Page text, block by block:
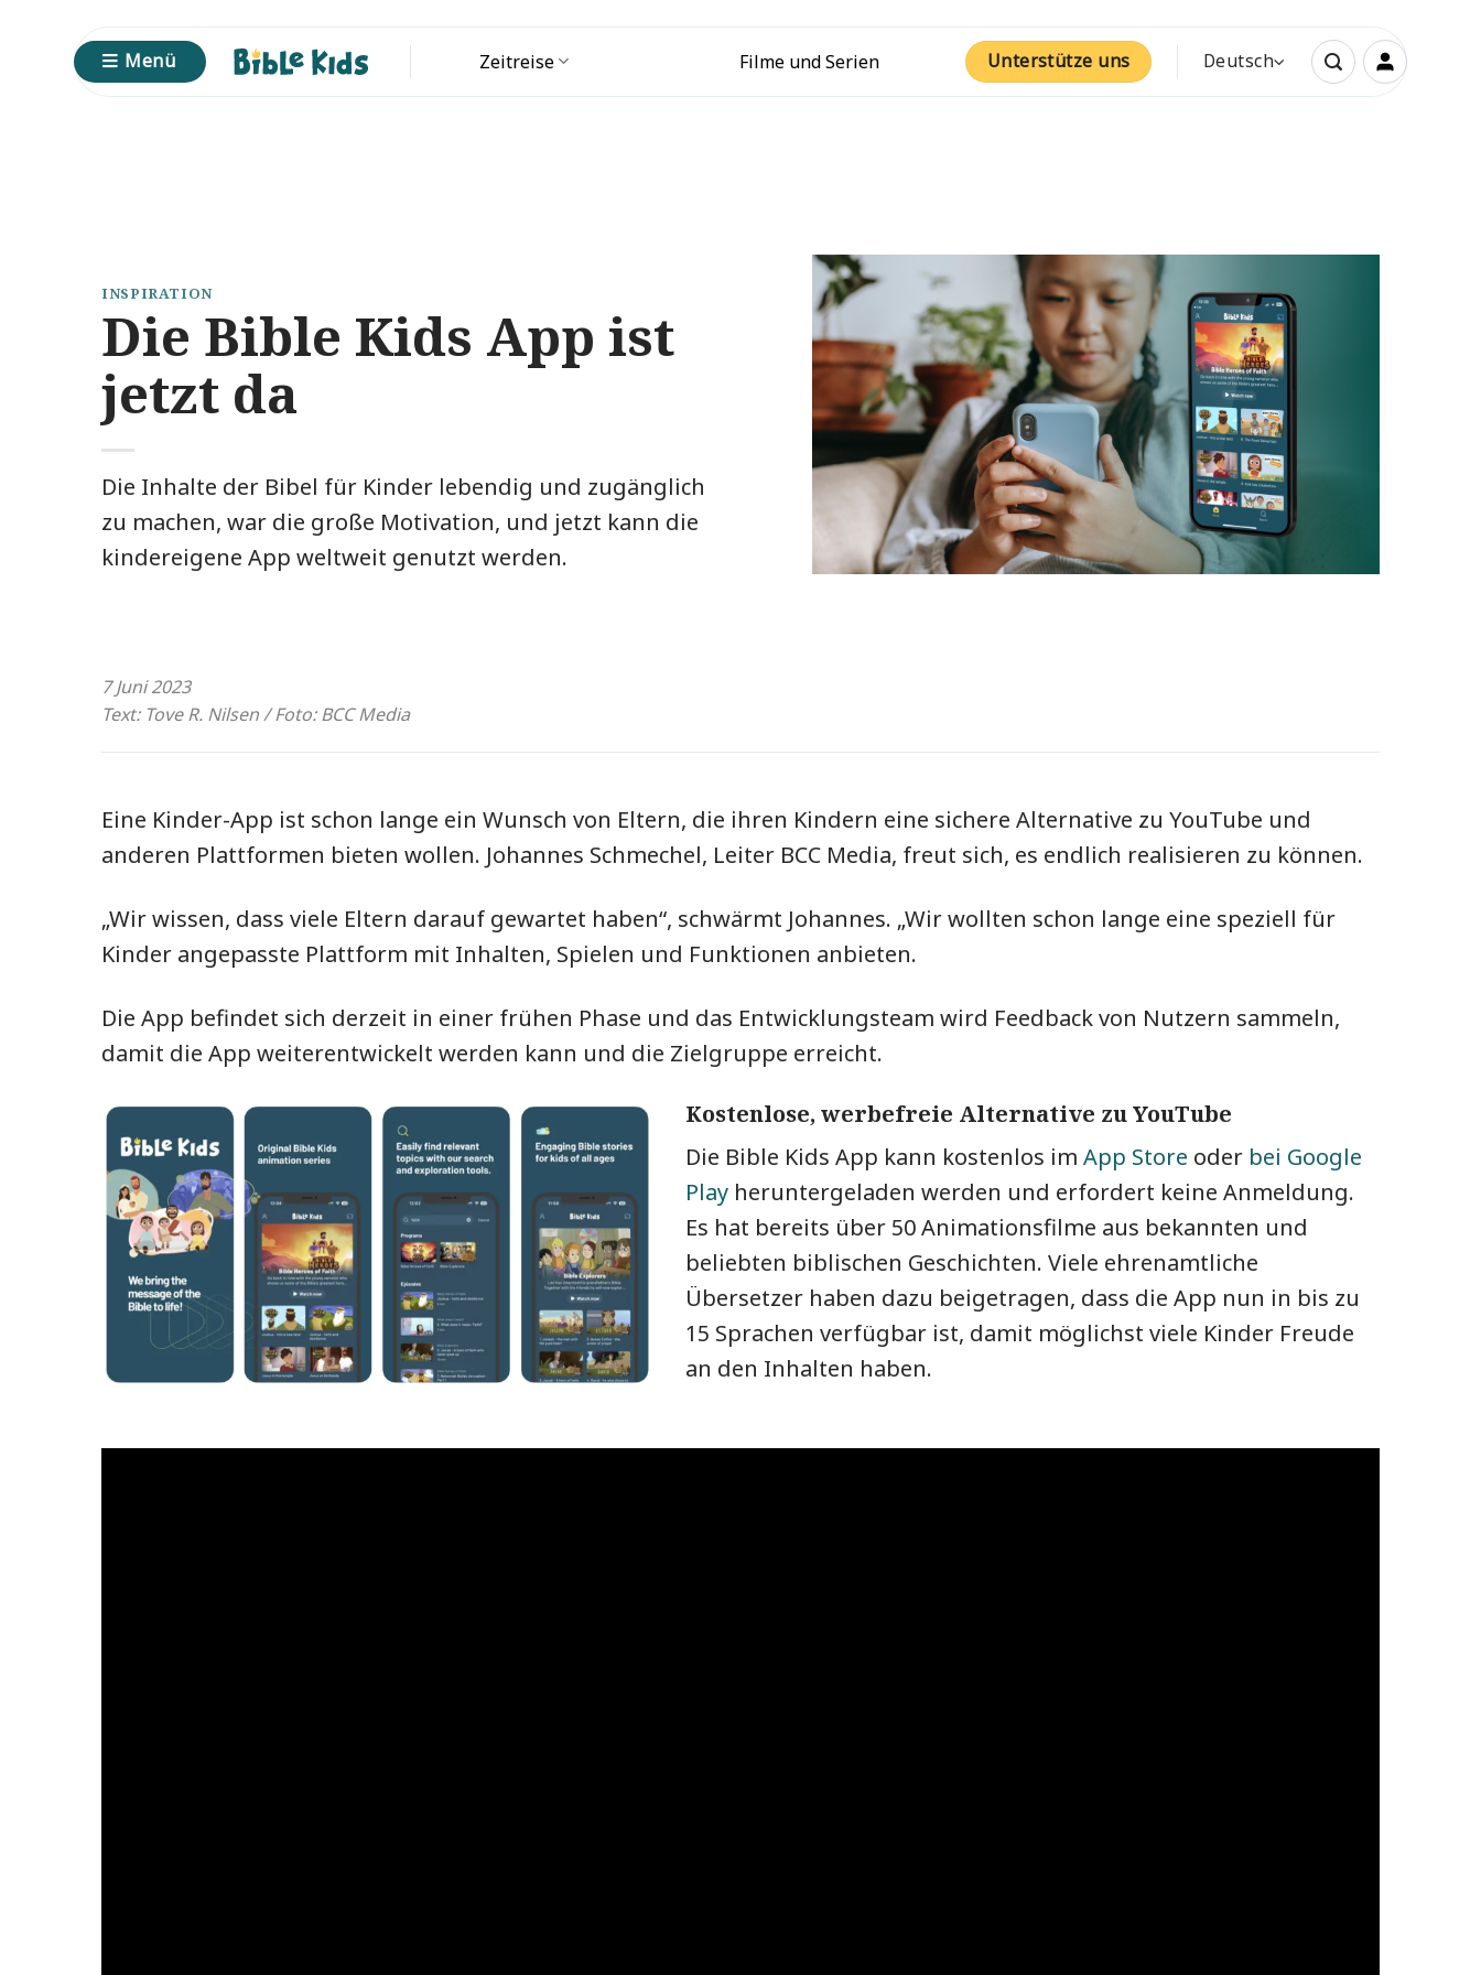
Menü Zeitreise Filme und Serien Unterstütze uns Deutsch
INSPIRATION
Die Bible Kids App ist
jetzt da
Die Inhalte der Bibel für Kinder lebendig und zugänglich
zu machen, war die große Motivation, und jetzt kann die
kindereigene App weltweit genutzt werden.
7 Juni 2023
Text: Tove R. Nilsen / Foto: BCC Media
Eine Kinder-App ist schon lange ein Wunsch von Eltern, die ihren Kindern eine sichere Alternative zu YouTube und
anderen Plattformen bieten wollen. Johannes Schmechel, Leiter BCC Media, freut sich, es endlich realisieren zu können.
„Wir wissen, dass viele Eltern darauf gewartet haben“, schwärmt Johannes. „Wir wollten schon lange eine speziell für
Kinder angepasste Plattform mit Inhalten, Spielen und Funktionen anbieten.
Die App befindet sich derzeit in einer frühen Phase und das Entwicklungsteam wird Feedback von Nutzern sammeln,
damit die App weiterentwickelt werden kann und die Zielgruppe erreicht.
Kostenlose, werbefreie Alternative zu YouTube
Die Bible Kids App kann kostenlos im App Store oder bei Google
Play heruntergeladen werden und erfordert keine Anmeldung.
Es hat bereits über 50 Animationsfilme aus bekannten und
beliebten biblischen Geschichten. Viele ehrenamtliche
Übersetzer haben dazu beigetragen, dass die App nun in bis zu
15 Sprachen verfügbar ist, damit möglichst viele Kinder Freude
an den Inhalten haben.